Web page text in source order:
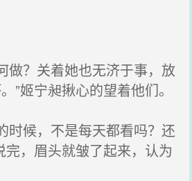
做？关着她也无济于事，放
”姬宁昶揪心的望着他们。
时候，不是每天都看吗？还
完，眉头就皱了起来，认为